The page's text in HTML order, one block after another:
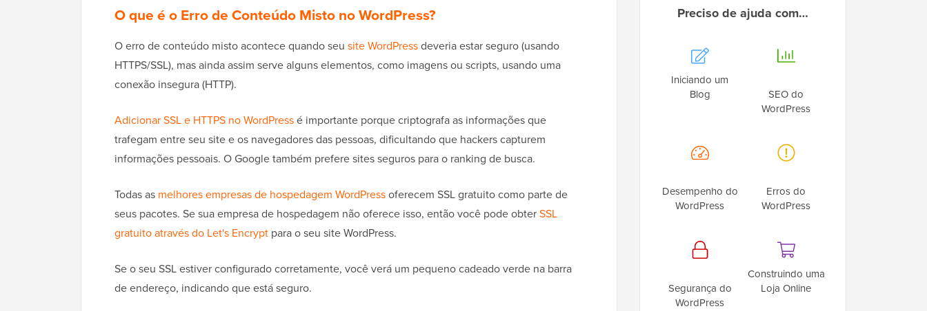
O que é o Erro de Conteúdo Misto no WordPress?
O erro de conteúdo misto acontece quando seu site WordPressdeveria estar seguro (usando
HTTPS/SSL), mas ainda assim serve alguns elementos, como imagens ou scripts, usando uma
conexão insegura (HTTP).
Adicionar SSL e HTTPS no WordPressé importante porque criptografa as informações que
trafegam entre seu site e os navegadores das pessoas, dificultando que hackers capturem
informações pessoais. O Google também prefere sites seguros para o ranking de busca.
Todas as melhores empresas de hospedagem WordPressoferecem SSL gratuito como parte de
seus pacotes. Se sua empresa de hospedagem não oferece isso, então você pode obterSSL
gratuito através do Let's Encrypt para o seu site WordPress.
Se o seu SSL estiver configurado corretamente, você verá um pequeno cadeado verde na barra
de endereço, indicando que está seguro.
Preciso de ajuda com…
Iniciando um
Blog
SEO do
WordPress
Desempenho do
WordPress
Erros do
WordPress
Segurança do
WordPress
Construindo uma
Loja Online